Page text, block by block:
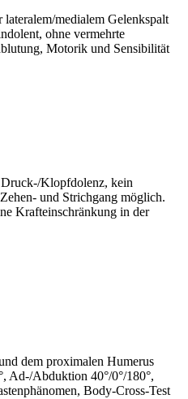
medialem Gelenkspalt
ohne vermehrte
Motorik und Sensibilität
Druck-/Klopfdolenz, kein
und Strichgang möglich.
Krafteinschränkung in der
dem proximalen Humerus
Ad-/Abduktion 40°/0°/180°,
Body-Cross-Test